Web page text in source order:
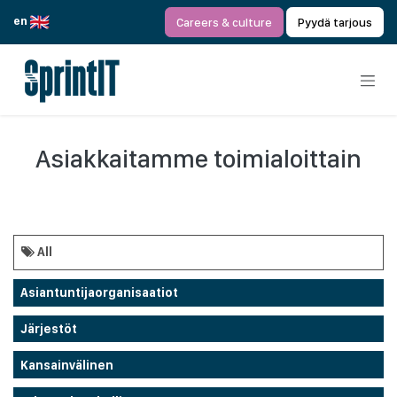
en
Careers & culture Pyydä tarjous
Asiakkaitamme toimialoittain
All
Asiantuntijaorganisaatiot
Järjestöt
Kansainvälinen